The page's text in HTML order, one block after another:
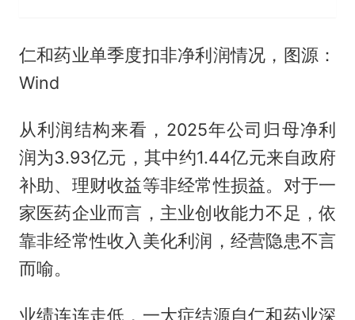
仁和药业单季度扣非净利润情况，图源：
Wind
从利润结构来看，2025年公司归母净利
润为3.93亿元，其中约1.44亿元来自政府
补助、理财收益等非经常性损益。对于一
家医药企业而言，主业创收能力不足，依
靠非经常性收入美化利润，经营隐患不言
而喻。
业绩连连走低，一大症结源自仁和药业深